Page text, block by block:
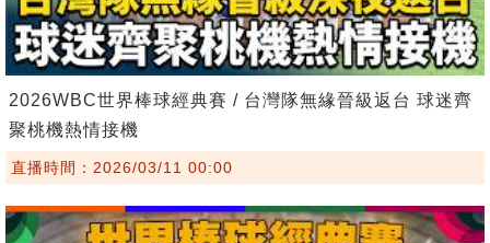
2026WBC世界棒球經典賽 / 台灣隊無緣晉級返台 球迷齊
聚桃機熱情接機
直播時間：2026/03/11 00:00